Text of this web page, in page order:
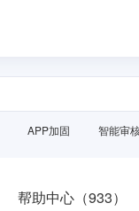
APP加固 智能审
帮助中心（933）